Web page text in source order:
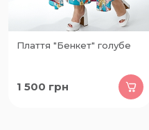
Плаття "Бенкет" голубе
1 500 грн